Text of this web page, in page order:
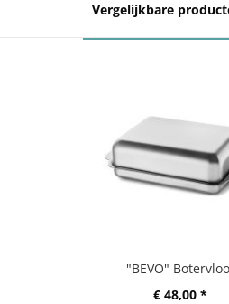
Vergelijkbare
"BEVO"
€ 48,00 *